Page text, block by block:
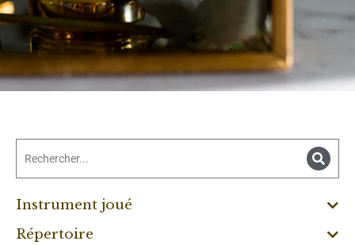
Instrument joué
Répertoire